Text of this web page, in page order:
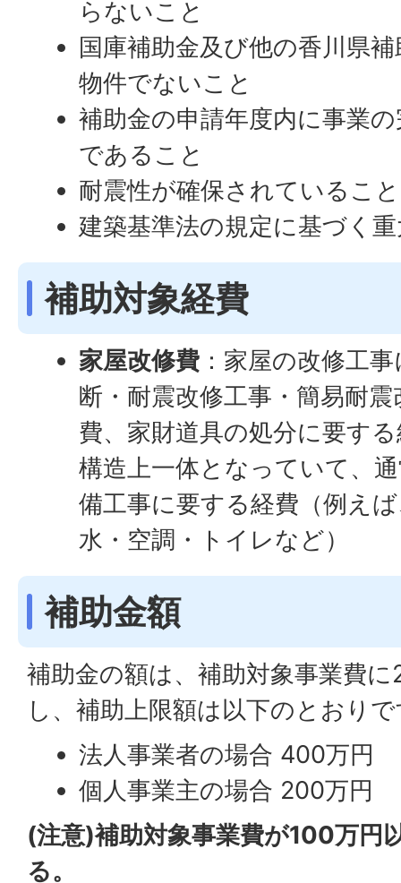
らないこと
国庫補助金及び他の香川県
物件でないこと
補助金の申請年度内に事業
であること
耐震性が確保されていること
建築基準法の規定に基づく
補助対象経費
家屋改修費 ：家屋の改修工
断・耐震改修工事・簡易耐
費、家財道具の処分に要す
構造上一体となっていて、
備工事に要する経費（例え
水・空調・トイレなど）
補助金額
補助金の額は、補助対象事業費
し、補助上限額は以下のとおり
法人事業者の場合 400万円
個人事業主の場合 200万円
(注意)補助対象事業費が100万円
る。